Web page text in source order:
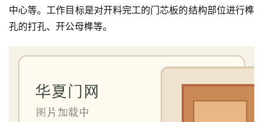
户
门
中心等。工作目标是对开料完工的门芯板的结构部位进行榫
孔的打孔、开公母榫等。